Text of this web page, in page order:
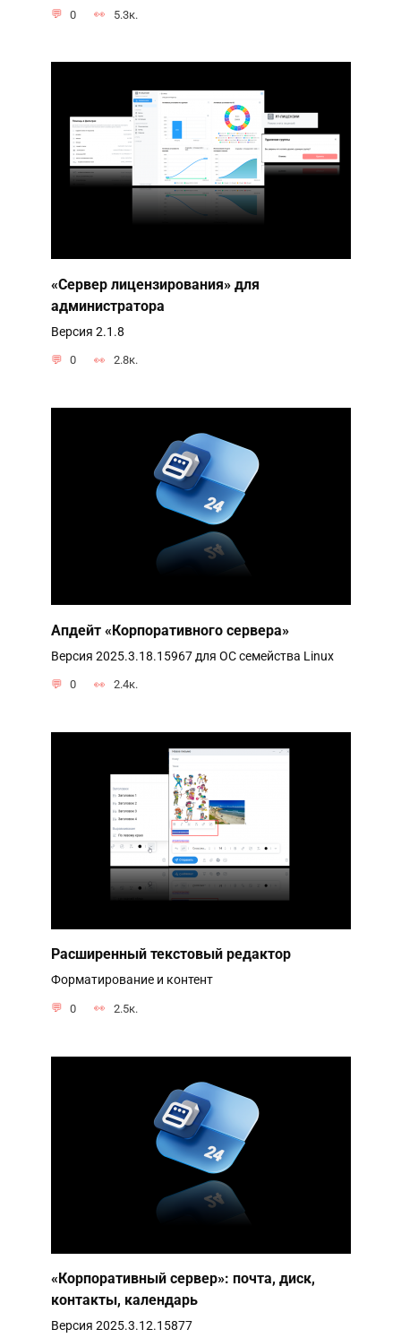
0 5.3к.
«Сервер лицензирования» для
администратора
Версия 2.1.8
0 2.8к.
Апдейт «Корпоративного сервера»
Версия 2025.3.18.15967 для ОС семейства Linux
0 2.4к.
Расширенный текстовый редактор
Форматирование и контент
0 2.5к.
«Корпоративный сервер»: почта, диск,
контакты, календарь
Версия 2025.3.12.15877